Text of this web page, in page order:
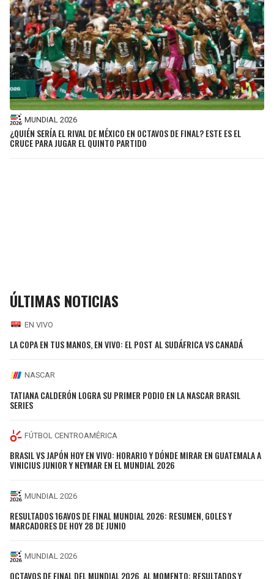
MUNDIAL 2026
¿QUIÉN SERÍA EL RIVAL DE MÉXICO EN OCTAVOS DE FINAL? ESTE ES EL
CRUCE PARA JUGAR EL QUINTO PARTIDO
ÚLTIMAS NOTICIAS
EN VIVO
LA COPA EN TUS MANOS, EN VIVO: EL POST AL SUDÁFRICA VS CANADÁ
NASCAR
TATIANA CALDERÓN LOGRA SU PRIMER PODIO EN LA NASCAR BRASIL
SERIES
FÚTBOL CENTROAMÉRICA
BRASIL VS JAPÓN HOY EN VIVO: HORARIO Y DÓNDE MIRAR EN GUATEMALA A
VINICIUS JUNIOR Y NEYMAR EN EL MUNDIAL 2026
MUNDIAL 2026
RESULTADOS 16AVOS DE FINAL MUNDIAL 2026: RESUMEN, GOLES Y
MARCADORES DE HOY 28 DE JUNIO
MUNDIAL 2026
OCTAVOS DE FINAL DEL MUNDIAL 2026, AL MOMENTO: RESULTADOS Y